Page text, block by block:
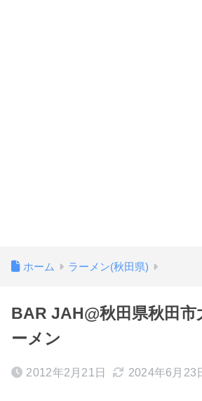
ホーム ラーメン(秋田県)
BAR JAH@秋田県秋田市
ーメン
2012年2月21日 2024年6月23